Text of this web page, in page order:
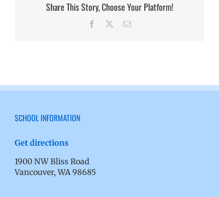
Share This Story, Choose Your Platform!
Facebook Email
SCHOOL INFORMATION
Get directions
1900 NW Bliss Road
Vancouver, WA 98685